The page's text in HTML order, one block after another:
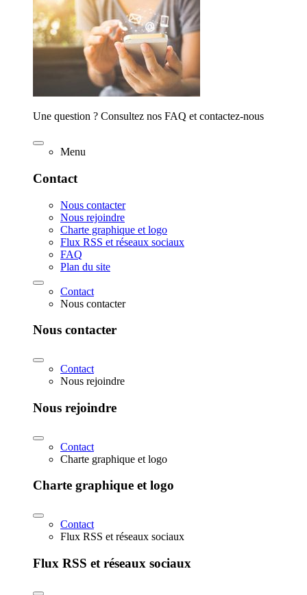
Une question ? Consultez nos FAQ et contactez-nous
Menu
Contact
Nous contacter
Nous rejoindre
Charte graphique et logo
Flux RSS et réseaux sociaux
FAQ
Plan du site
Contact
Nous contacter
Nous contacter
Contact
Nous rejoindre
Nous rejoindre
Contact
Charte graphique et logo
Charte graphique et logo
Contact
Flux RSS et réseaux sociaux
Flux RSS et réseaux sociaux